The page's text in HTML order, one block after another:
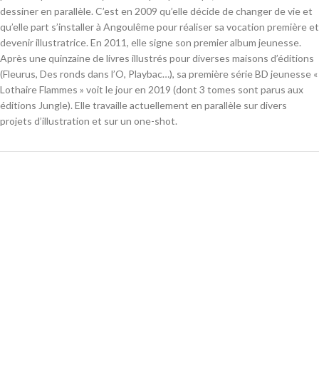
dessiner en parallèle. C’est en 2009 qu’elle décide de changer de vie et
qu’elle part s’installer à Angoulême pour réaliser sa vocation première et
devenir illustratrice. En 2011, elle signe son premier album jeunesse.
Après une quinzaine de livres illustrés pour diverses maisons d’éditions
(Fleurus, Des ronds dans l’O, Playbac…), sa première série BD jeunesse «
Lothaire Flammes » voit le jour en 2019 (dont 3 tomes sont parus aux
éditions Jungle). Elle travaille actuellement en parallèle sur divers
projets d’illustration et sur un one-shot.